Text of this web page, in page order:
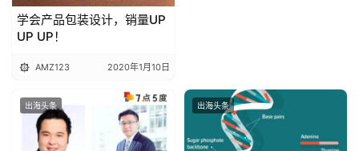
学会产品包装设计，销量UP
UP UP！
AMZ123 2020年1月10日
出海头条 出海头条